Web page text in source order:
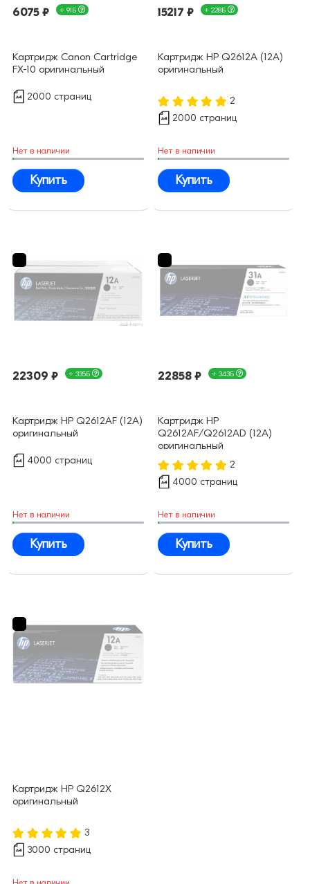
6075 ₽ + 91Б
Картридж Canon Cartridge
FX-10 оригинальный
2000 страниц
Нет в наличии
Купить
15217 ₽ + 228Б
Картридж HP Q2612A (12A)
оригинальный
2
2000 страниц
Нет в наличии
Купить
22309 ₽ + 335Б
Картридж HP Q2612AF (12A)
оригинальный
4000 страниц
Нет в наличии
Купить
22858 ₽ + 343Б
Картридж HP
Q2612AF/Q2612AD (12A)
оригинальный
2
4000 страниц
Нет в наличии
Купить
Картридж HP Q2612X
оригинальный
3
3000 страниц